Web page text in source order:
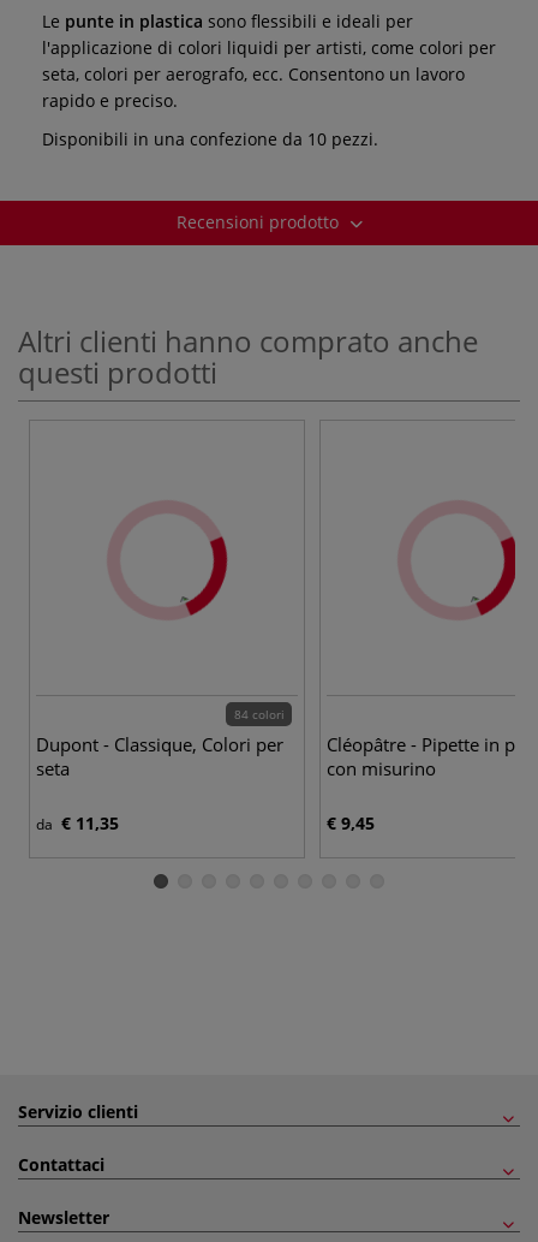
Le punte in plastica sono flessibili e ideali per
l'applicazione di colori liquidi per artisti, come colori per
seta, colori per aerografo, ecc. Consentono un lavoro
rapido e preciso.
Disponibili in una confezione da 10 pezzi.
Recensioni prodotto
Altri clienti hanno comprato anche
questi prodotti
84 colori
Dupont - Classique, Colori per
seta
da € 11,35
Cléopâtre - Pipette in
con misurino
€ 9,45
Servizio clienti
Contattaci
Newsletter